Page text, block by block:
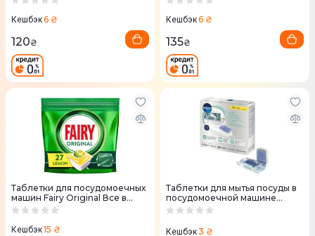
Кешбэк6 ₴
120₴
Кешбэк6 ₴
135₴
Таблетки для посудомоечных
машин Fairy Original Все в
одном 27 шт
Кешбэк15 ₴
Таблетки для мытья посуды в
посудомоечной машине
Whirlpool 484010678172
Кешбэк3 ₴